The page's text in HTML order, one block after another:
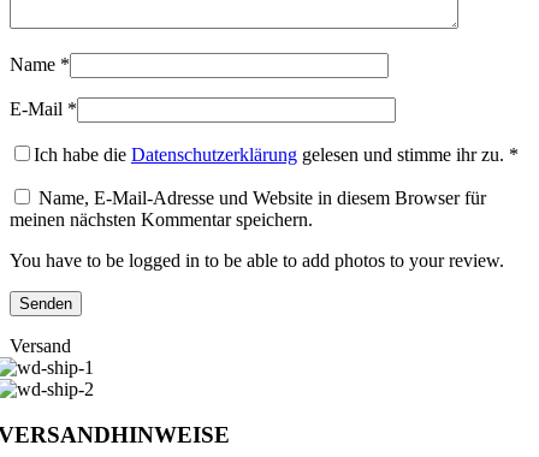
Name *
E-Mail *
Ich habe die Datenschutzerklärung gelesen und stimme ihr zu. *
Name, E-Mail-Adresse und Website in diesem Browser für
meinen nächsten Kommentar speichern.
You have to be logged in to be able to add photos to your review.
Versand